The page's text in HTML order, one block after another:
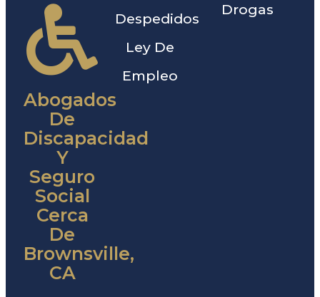
Abogados
De
Discapacidad
Y
Seguro
Social
Cerca
De
Brownsville,
CA
Despedidos
Ley De
Empleo
Drogas